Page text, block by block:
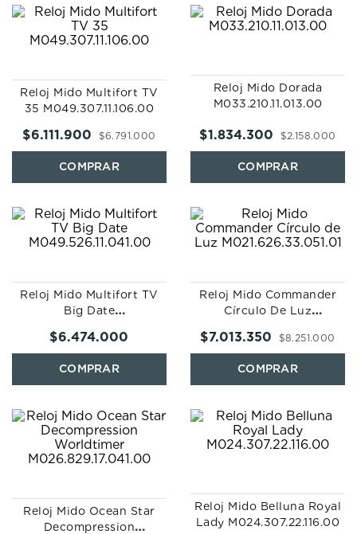
Reloj Mido Multifort TV
35 M049.307.11.106.00
$6.791.000
$6.111.900
Reloj Mido Dorada
M033.210.11.013.00
$2.158.000
$1.834.300
Reloj Mido Multifort TV
Big Date
$6.474.000
Reloj Mido Commander
Círculo De Luz
$8. 251.000
$7.013.350
Reloj Mido Ocean Star
Decompression
Reloj Mido Belluna Royal
Lady M024.307.22.116.00